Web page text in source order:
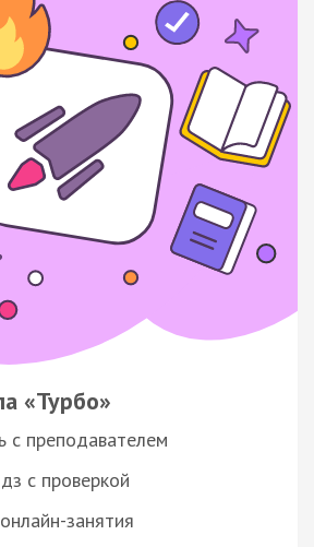
«Турбо»
с преподавателем
с проверкой
занятия